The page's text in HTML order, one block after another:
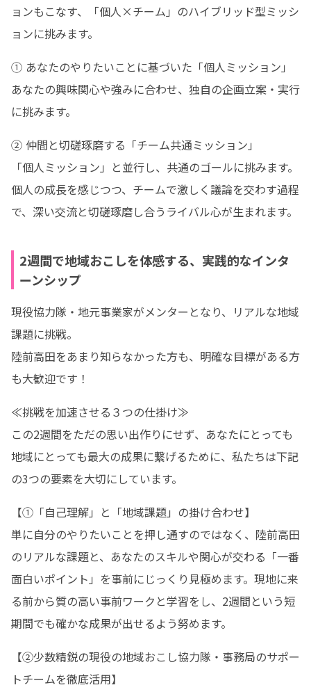
ョンもこなす、「個人×チーム」のハイブリッド型ミッシ
ョンに挑みます。
① あなたのやりたいことに基づいた「個人ミッション」
あなたの興味関心や強みに合わせ、独自の企画立案・実行
に挑みます。
② 仲間と切磋琢磨する「チーム共通ミッション」
「個人ミッション」と並行し、共通のゴールに挑みます。
個人の成長を感じつつ、チームで激しく議論を交わす過程
で、深い交流と切磋琢磨し合うライバル心が生まれます。
2週間で地域おこしを体感する、実践的なインタ
ーンシップ
現役協力隊・地元事業家がメンターとなり、リアルな地域
課題に挑戦。
陸前高田をあまり知らなかった方も、明確な目標がある方
も大歓迎です！
≪挑戦を加速させる３つの仕掛け≫
この2週間をただの思い出作りにせず、あなたにとっても
地域にとっても最大の成果に繋げるために、私たちは下記
の3つの要素を大切にしています。
【①「自己理解」と「地域課題」の掛け合わせ】
単に自分のやりたいことを押し通すのではなく、陸前高田
のリアルな課題と、あなたのスキルや関心が交わる「一番
面白いポイント」を事前にじっくり見極めます。現地に来
る前から質の高い事前ワークと学習をし、2週間という短
期間でも確かな成果が出せるよう努めます。
【②少数精鋭の現役の地域おこし協力隊・事務局のサポー
トチームを徹底活用】